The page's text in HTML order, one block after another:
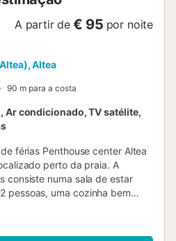
A partir de € 95 por noite
Altea
90 m para a costa
Ar condicionado, TV satélite,
férias Penthouse center Altea
perto da praia. A
consiste numa sala de estar
pessoas, uma cozinha bem
comodidades incluem Wi-Fi
bem como uma